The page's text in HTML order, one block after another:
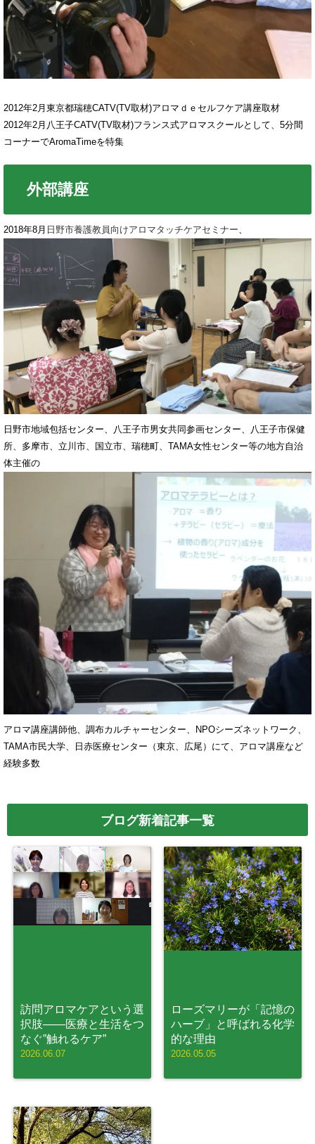
2012年2月東京都瑞穂CATV(TV取材)アロマｄｅセルフケア講座取材
2012年2月八王子CATV(TV取材)フランス式アロマスクールとして、5分間
コーナーでAromaTimeを特集
外部講座
2018年8月 日野市養護教員向けアロマタッチケアセミナー、
日野市地域包括センター、八王子市男女共同参画センター、八王子市保健
所、多摩市、立川市、国立市、瑞穂町、TAMA女性センター等の地方自治
体主催の
アロマ講座講師他、調布カルチャーセンター、NPOシーズネットワーク、
TAMA市民大学、日赤医療センター（東京、広尾）にて、アロマ講座など
経験多数
ブログ新着記事一覧
訪問アロマケアという選
択肢——医療と生活をつ
なぐ”触れるケア”
2026.06.07
ローズマリーが「記憶の
ハーブ」と呼ばれる化学
的な理由
2026.05.05